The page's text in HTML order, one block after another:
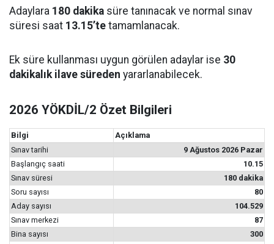
Adaylara 180 dakika süre tanınacak ve normal sınav
süresi saat 13.15’te tamamlanacak.
Ek süre kullanması uygun görülen adaylar ise 30
dakikalık ilave süreden yararlanabilecek.
2026 YÖKDİL/2 Özet Bilgileri
Bilgi
Açıklama
Sınav tarihi
9 Ağustos 2026 Pazar
Başlangıç saati
10.15
Sınav süresi
180 dakika
Soru sayısı
80
Aday sayısı
104.529
Sınav merkezi
87
Bina sayısı
300